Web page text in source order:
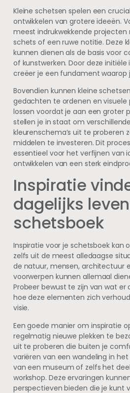
Kleine schetsen spelen een
ontwikkelen van grotere ideeën.
meest indrukwekkende
schets of een ruwe notitie. Deze
kunnen dienen als de basis voor
of kunstwerken. Door deze
creëer je een fundament waarop
Bovendien kunnen kleine
gedachten te ordenen en visuele
lossen voordat je aan een groter
stellen je in staat om
kleurenschema’s uit te proberen
middelen te investeren. Dit
essentieel voor het verfijnen van
ontwikkelen van een sterk
Inspiratie
dagelijks
schetsboek
Inspiratie voor je schetsboek kan
zelfs uit de meest alledaagse
de natuur, mensen, architectuur
voorwerpen kunnen allemaal
Probeer bewust te zijn van wat
hoe deze elementen zich
visie.
Een goede manier om inspiratie
regelmatig nieuwe plekken te
uit te proberen die buiten je
variëren van een wandeling in
van een museum of zelfs het
workshop. Deze ervaringen
perspectieven bieden die je kunt